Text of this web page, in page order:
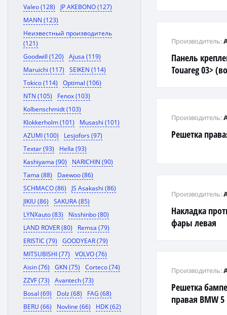
Valeo (128)
JP AKEBONO (127)
MANN (123)
Неизвестный производитель
(121)
Goodwill (120)
Ajusa (119)
Maruichi (117)
SEIKEN (114)
Tokico (114)
Optimal (106)
NTN (105)
Fenox (103)
Kolbenschmidt (103)
Klokkerholm (101)
Musashi (101)
AZUMI (100)
Lesjofors (97)
Textar (93)
Hella (93)
Kashiyama (90)
NARICHIN (90)
Tama (88)
Daewoo (86)
SCHMACO (86)
JS Asakashi (86)
JIKIU (86)
SAKURA (85)
LYNXauto (83)
Nisshinbo (80)
LAND ROVER (80)
Remsa (79)
ERISTIC (79)
GOODYEAR (79)
MITSUBISHI (77)
VOLVO (76)
Aisin (76)
GKN (75)
Corteco (74)
ZZVF (73)
Avantech (73)
Bosal (69)
Dolz (68)
FAG (68)
BERU (66)
Novline (66)
HDK (62)
Панель
Touareg 03>
Производитель:
Решетка
Производитель:
Накладка
фары левая
Производитель:
Решетка
правая BMW 5
Производитель: